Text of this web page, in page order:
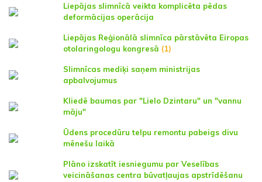
Liepājas slimnīcā veikta komplicēta pēdas
deformācijas operācija
Liepājas Reģionālā slimnīca pārstāvēta Eiropas
otolaringologu kongresā (1)
Slimnīcas mediķi saņem ministrijas
apbalvojumus
Kliedē baumas par "Lielo Dzintaru" un "vannu
māju"
Ūdens procedūru telpu remontu pabeigs divu
mēnešu laikā
Plāno izskatīt iesniegumu par Veselības
veicināšanas centra būvatļaujas apstrīdēšanu